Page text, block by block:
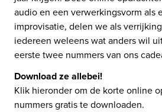
audio en een verwerkingsvorm als
improvisatie, delen we als
iedereen weleens wat anders wil
eerste twee nummers van ons
Klik hieronder om de korte online
nummers gratis te downloaden.